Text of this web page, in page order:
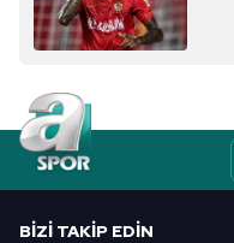
BIZI TAKIP EDIN